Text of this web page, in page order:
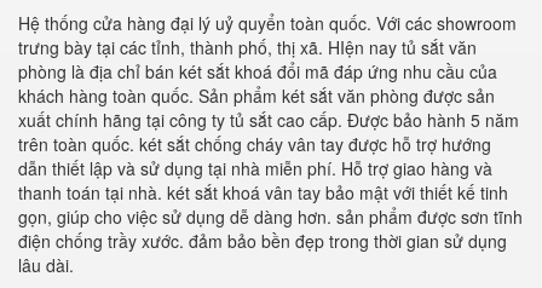
Hệ thống cửa hàng đại lý uỷ quyển toàn quốc. Với các showroom
trưng bày tại các tỉnh, thành phố, thị xã. HIện nay tủ sắt văn
phòng là địa chỉ bán két sắt khoá đổi mã đáp ứng nhu cầu của
khách hàng toàn quốc. Sản phẩm két sắt văn phòng được sản
xuất chính hãng tại công ty tủ sắt cao cấp. Được bảo hành 5 năm
trên toàn quốc. két sắt chống cháy vân tay được hỗ trợ hướng
dẫn thiết lập và sử dụng tại nhà miễn phí. Hỗ trợ giao hàng và
thanh toán tại nhà. két sắt khoá vân tay bảo mật với thiết kế tinh
gọn, giúp cho việc sử dụng dễ dàng hơn. sản phẩm được sơn tĩnh
điện chống trầy xước. đảm bảo bền đẹp trong thời gian sử dụng
lâu dài.